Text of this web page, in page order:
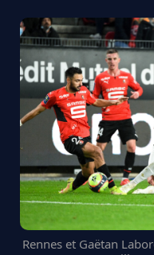
Rennes et Gaëtan